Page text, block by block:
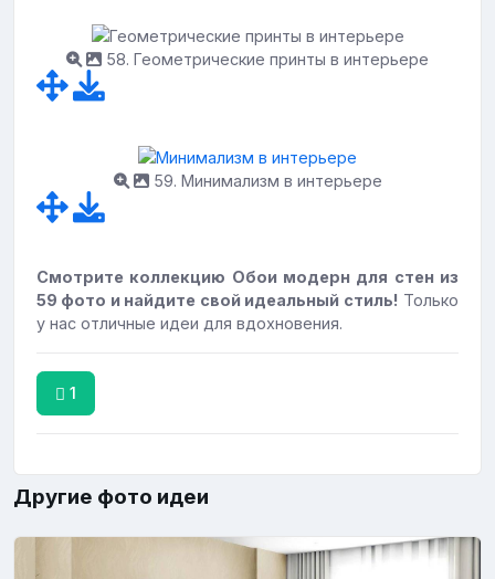
58. Геометрические принты в интерьере
59. Минимализм в интерьере
Смотрите коллекцию Обои модерн для стен из
59 фото и найдите свой идеальный стиль! Только
у нас отличные идеи для вдохновения.
1
Другие фото идеи